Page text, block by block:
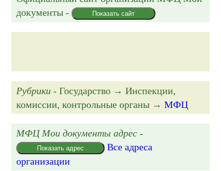
документы - Показать сайт
Рубрики - Государство → Инспекции,
комиссии, контрольные органы →МФЦ
МФЦ Мои документы адрес -
Показать адрес
Все адреса
организации